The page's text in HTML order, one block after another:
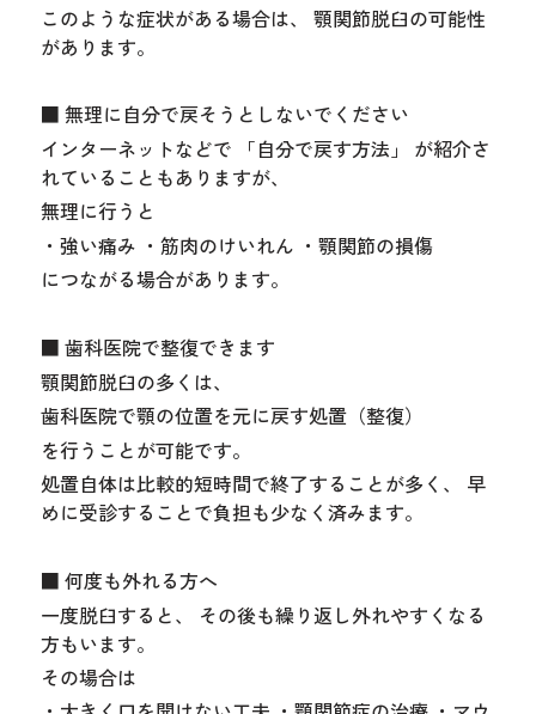
このような症状がある場合は、 顎関節脱臼の可能性
があります。
■ 無理に自分で戻そうとしないでください
インターネットなどで 「自分で戻す方法」 が紹介さ
れていることもありますが、
無理に行うと
・強い痛み ・筋肉のけいれん ・顎関節の損傷
につながる場合があります。
■ 歯科医院で整復できます
顎関節脱臼の多くは、
歯科医院で顎の位置を元に戻す処置（整復）
を行うことが可能です。
処置自体は比較的短時間で終了することが多く、 早
めに受診することで負担も少なく済みます。
■ 何度も外れる方へ
一度脱臼すると、 その後も繰り返し外れやすくなる
方もいます。
その場合は